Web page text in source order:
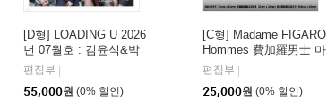
[D형] LOADING U 2026
년 07월호 : 김윤식&박
시우 커버 (A형 잡지+B
형 잡지+C형 잡지+카드
18장)
편집부
55,000원 (0% 할인)
[C형] Madame FIGARO
Hommes 費加羅男士 마
담 피가로 옴므 비가라
남사 중국 2026년 08월 :
김윤식&박시우 커버 (표
편집부
25,000원 (0% 할인)